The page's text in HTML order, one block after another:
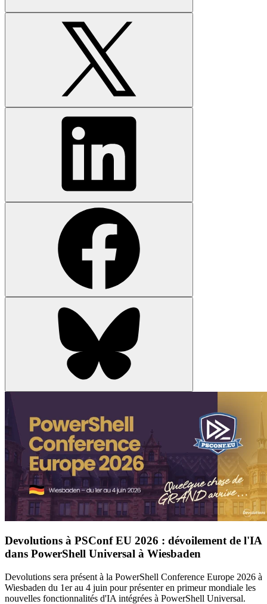
Devolutions à PSConf EU 2026 : dévoilement de l'IA
dans PowerShell Universal à Wiesbaden
Devolutions sera présent à la PowerShell Conference Europe 2026 à
Wiesbaden du 1er au 4 juin pour présenter en primeur mondiale les
nouvelles fonctionnalités d'IA intégrées à PowerShell Universal.